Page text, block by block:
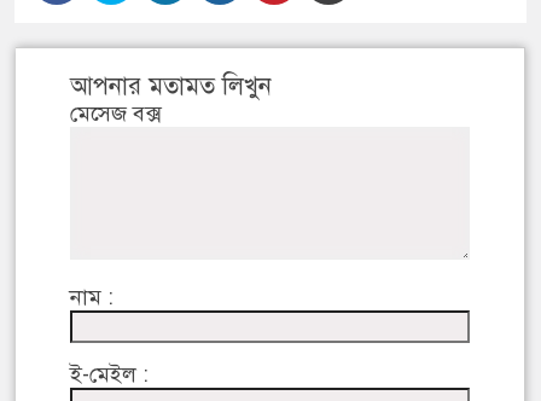
আপনার মতামত লিখুন
মেসেজ বক্স
নাম :
ই-মেইল :